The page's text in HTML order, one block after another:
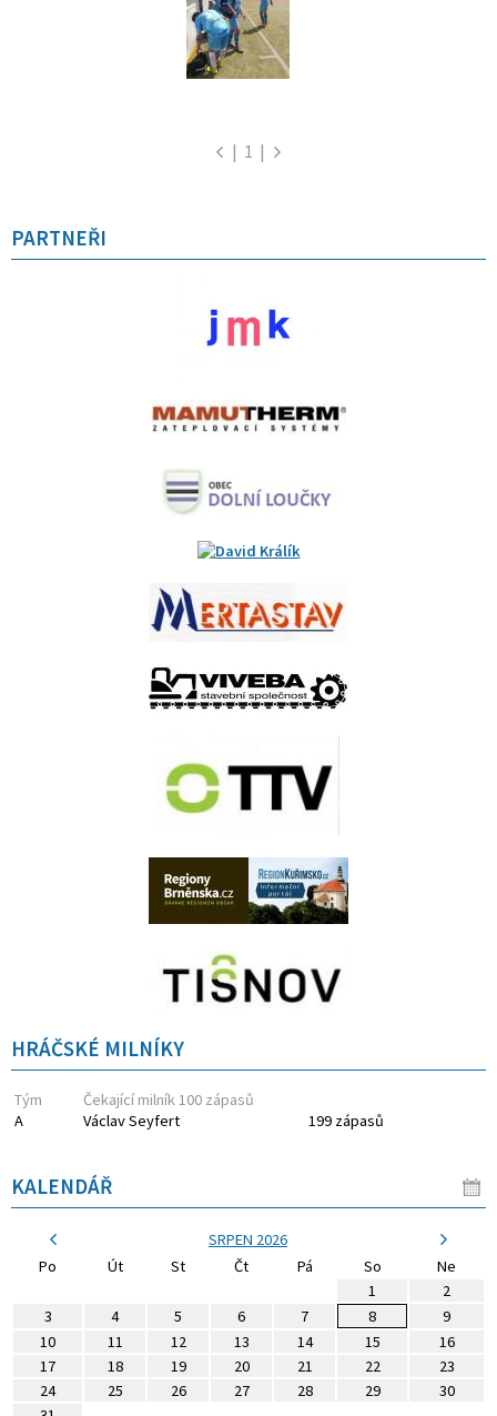
| 1 |
PARTNEŘI
HRÁČSKÉ MILNÍKY
Tým
Čekající milník 100 zápasů
A
Václav Seyfert 199 zápasů
KALENDÁŘ
SRPEN 2026
Po
Út St Čt Pá So
Ne
1
2
3
4 5 6 7 8
9
10
11 12 13 14 15
16
17
18 19 20 21 22
23
24
25 26 27 28 29
30